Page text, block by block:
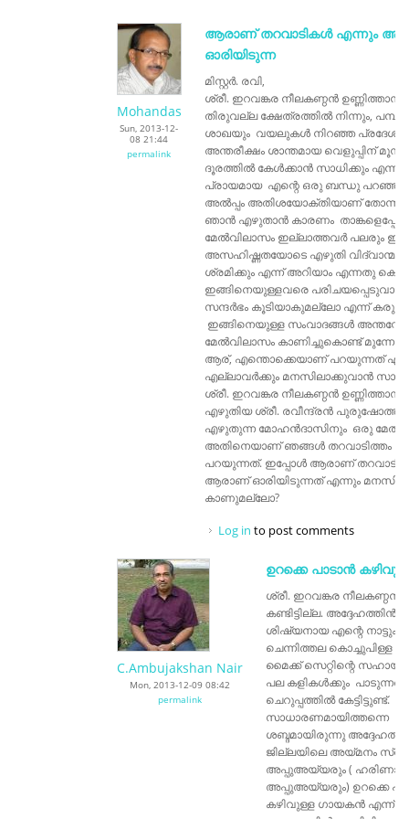
Mohandas
Sun, 2013-12-
08 21:44
permalink
ആരാണ് തറവാടികൾ എന്നും
ഓരിയിടുന്ന
മിസ്റ്റർ. രവി,
ശ്രീ. ഇറവങ്കര നീലകണ്ഠൻ ഉണ്ണിത്താൻ
തിരുവല്ല ക്ഷേത്രത്തിൽ നിന്നും,
ശാഖയും വയലുകൾ നിറഞ്ഞ
അന്തരീക്ഷം ശാന്തമായ വെളുപ്പിന് മൂന്നു
ദൂരത്തിൽ കേൾക്കാൻ സാധിക്കും
പ്രായമായ എന്റെ ഒരു ബന്ധു
അൽപ്പം അതിശയോക്തിയാണ്
ഞാൻ എഴുതാൻ കാരണം
മേൽവിലാസം ഇല്ലാത്തവർ പലരും
അസഹിഷ്ണതയോടെ എഴുതി
ശ്രമിക്കും എന്ന് അറിയാം എന്നതു
ഇങ്ങിനെയുള്ളവരെ
സന്ദർഭം കൂടിയാകുമല്ലോ എന്ന്
ഇങ്ങിനെയുള്ള സംവാദങ്ങൾ
മേൽവിലാസം കാണിച്ചുകൊണ്ട്
ആര്, എന്തൊക്കെയാണ് പറയുന്നത്
എല്ലാവർക്കും മനസിലാക്കുവാൻ
ശ്രീ. ഇറവങ്കര നീലകണ്ഠൻ
എഴുതിയ ശ്രീ. രവീന്ദ്രൻ
എഴുതുന്ന മോഹൻദാസിനും ഒരു
അതിനെയാണ് ഞങ്ങൾ തറവാടിത്തം
പറയുന്നത്. ഇപ്പോൾ ആരാണ്
ആരാണ് ഓരിയിടുന്നത് എന്നും
കാണുമല്ലോ?
Log in to post comments
C.Ambujakshan Nair
Mon, 2013-12-09 08:42
permalink
ഉറക്കെ പാടാൻ
ശ്രീ. ഇറവങ്കര നീലകണ്ഠൻ
കണ്ടിട്ടില്ല.
ശിഷ്യനായ എന്റെ
ചെന്നിത്തല കൊച്ചുപിള്ള
മൈക്ക് സെറ്റിന്റെ
പല കളികൾക്കും പാടുന്നത്
ചെറുപ്പത്തിൽ കേട്ടിട്ടുണ്ട്.
സാധാരണമായിത്തന്നെ
ശബ്ദമായിരുന്നു
ജില്ലയിലെ അയ്മനം
അപ്പുഅയ്യരും (
അപ്പുഅയ്യരും) ഉറക്കെ
കഴിവുള്ള ഗായകൻ എന്ന്